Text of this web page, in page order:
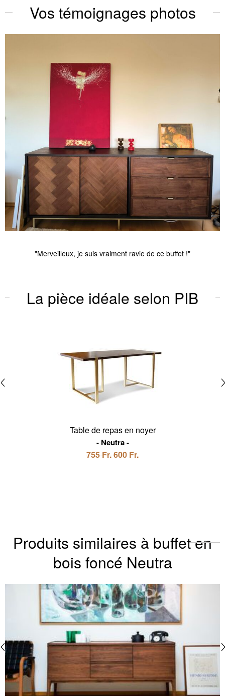
Vos témoignages photos
"Merveilleux, je suis vraiment ravie de ce buffet !"
La pièce idéale selon PIB
Table de repas en noyer
Neutra
755 Fr.600 Fr.
Produits similaires à buffet en
bois foncé Neutra